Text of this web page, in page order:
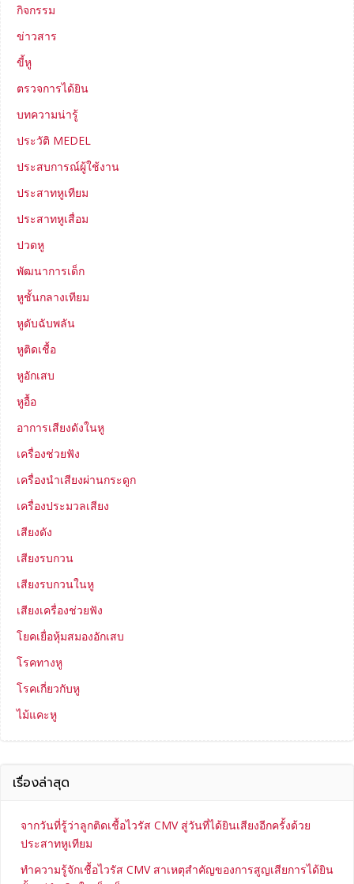
กิจกรรม
ข่าวสาร
ขี้หู
ตรวจการได้ยิน
บทความน่ารู้
ประวัติ MEDEL
ประสบการณ์ผู้ใช้งาน
ประสาทหูเทียม
ประสาทหูเสื่อม
ปวดหู
พัฒนาการเด็ก
หูชั้นกลางเทียม
หูดับฉับพลัน
หูติดเชื้อ
หูอักเสบ
หูอื้อ
อาการเสียงดังในหู
เครื่องช่วยฟัง
เครื่องนำเสียงผ่านกระดูก
เครื่องประมวลเสียง
เสียงดัง
เสียงรบกวน
เสียงรบกวนในหู
เสียงเครื่องช่วยฟัง
โยคเยื่อหุ้มสมองอักเสบ
โรคทางหู
โรคเกี่ยวกับหู
ไม้แคะหู
เรื่องล่าสุด
จากวันที่รู้ว่าลูกติดเชื้อไวรัส CMV สู่วันที่ได้ยินเสียงอีกครั้งด้วย
ประสาทหูเทียม
ทำความรู้จักเชื้อไวรัส CMV สาเหตุสำคัญของการสูญเสียการได้ยิน